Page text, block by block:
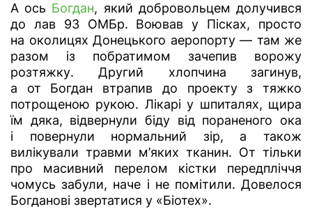
А ось Богдан, який добровольцем долучився
до лав 93 ОМБр. Воював у Пісках, просто
на околицях Донецького аеропорту — там же
разом із побратимом зачепив ворожу
розтяжку. Другий хлопчина загинув,
а от Богдан втрапив до проекту з тяжко
потрощеною рукою. Лікарі у шпиталях, щира
їм дяка, відвернули біду від пораненого ока
і повернули нормальний зір, а також
вилікували травми м’яких тканин. От тільки
про масивний перелом кістки передпліччя
чомусь забули, наче і не помітили. Довелося
Богданові звертатися у «Біотех».